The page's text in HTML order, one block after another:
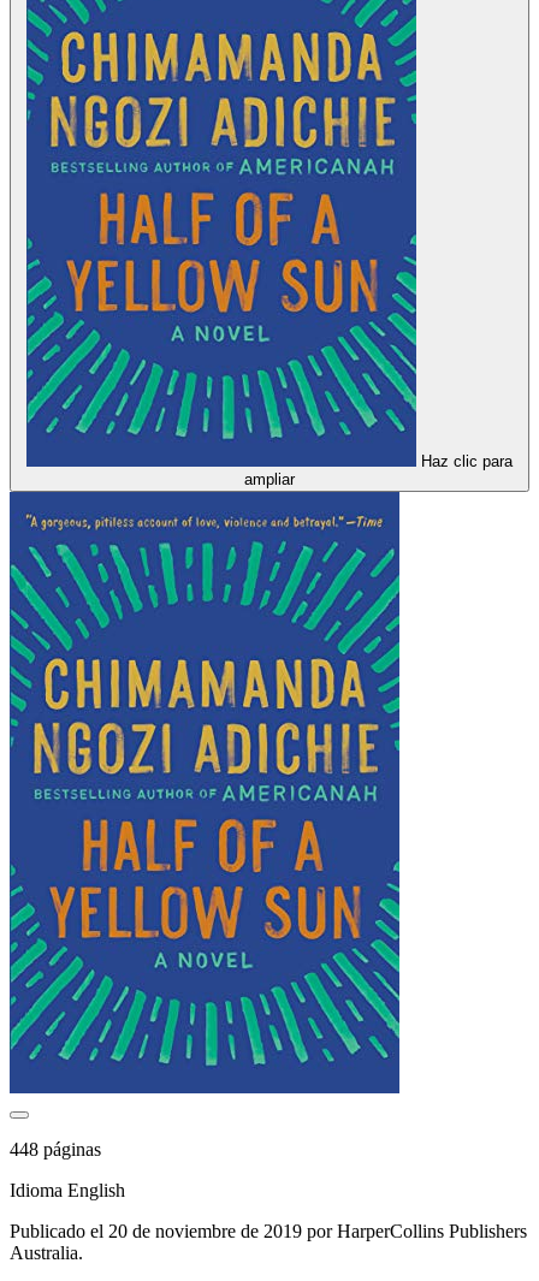
Haz clic para
ampliar
448 páginas
Idioma English
Publicado el 20 de noviembre de 2019 por HarperCollins Publishers
Australia.